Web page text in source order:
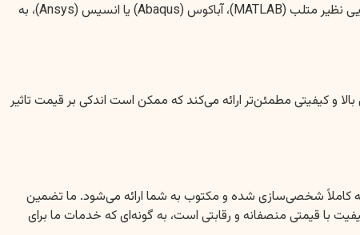
استفاده از نرم‌افزارهای تحلیل آماری پیشرفته مانند SPSS، Eviews، Stata، R، یا نیاز به مدل‌سازی‌های پیچیده در رشته‌های مهندسی با نرم‌افزارهایی نظیر متلب (MATLAB)، آباکوس (Abaqus) یا انسیس (Ansys)، به
و کیفیتی مطمئن‌تر ارائه می‌کند که ممکن است اندکی بر قیمت تاثیر
کاملاً شخصی‌سازی شده و مکتوب به شما ارائه می‌شود. ما تضمین
با قیمتی منصفانه و رقابتی است، به گونه‌ای که خدمات ما برای